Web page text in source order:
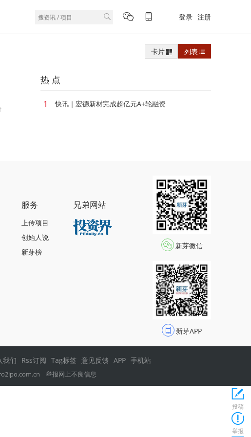
登录 注册
卡片 列表
热 点
1 快讯｜宏德新材完成超亿元A+轮融资
服务
上传项目
创始人说
新芽榜
兄弟网站
新芽微信
新芽APP
我们 Rss订阅 Tag标签 意见反馈 APP 手机站
举报网上不良信息
投稿
举报